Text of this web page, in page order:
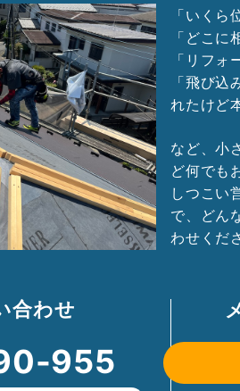
「いくら
「どこに
「リフォ
「飛び
れたけど
など、小
ど何でも
しつこい
で、どん
わせくだ
合わせ
955